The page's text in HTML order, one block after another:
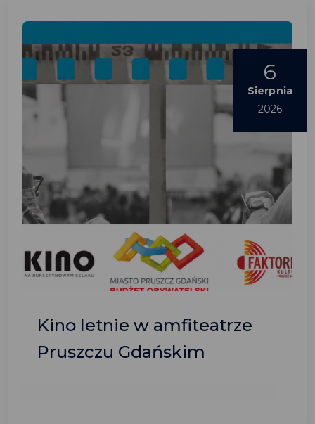
6
Sierpnia
2026
Kino letnie w amfiteatrze
Pruszczu Gdańskim